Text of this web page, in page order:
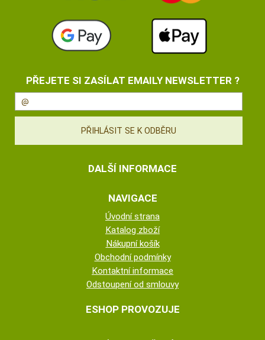
PŘEJETE SI ZASÍLAT EMAILY NEWSLETTER ?
DALŠÍ INFORMACE
NAVIGACE
Úvodní strana
Katalog zboží
Nákupní košík
Obchodní podmínky
Kontaktní informace
Odstoupení od smlouvy
ESHOP PROVOZUJE